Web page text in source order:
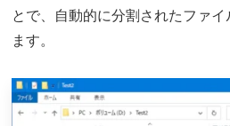
とで、自動的に分割されたファ
ます。